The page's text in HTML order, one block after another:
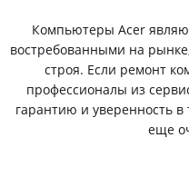
Компьютеры Acer
востребованными на
строя. Если ремонт
профессионалы из
гарантию и уверенность в
еще